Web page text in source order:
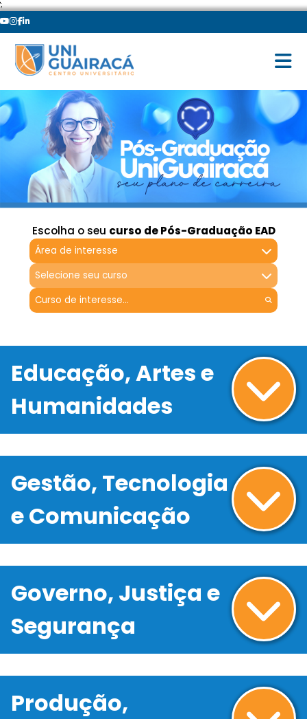
';
Escolha o seu curso de Pós-Graduação EAD
Área de interesse
Selecione seu curso
Educação, Artes e
Humanidades
Gestão, Tecnologia
e Comunicação
Governo, Justiça e
Segurança
Produção,